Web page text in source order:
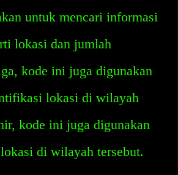
untuk mencari informasi
lokasi dan jumlah
kode ini juga digunakan
lokasi di wilayah
kode ini juga digunakan
di wilayah tersebut.